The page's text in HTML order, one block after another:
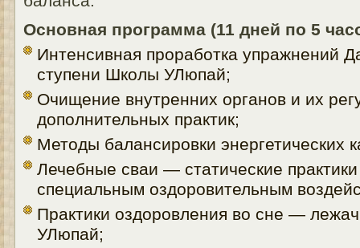
Основная программа (11 дней по 5
Интенсивная проработка упражнений
ступени Школы УЛюпай;
Очищение внутренних органов и их
дополнительных практик;
Методы балансировки энергетических
Лечебные сваи — статические
специальным оздоровительным
Практики оздоровления во сне —
УЛюпай;